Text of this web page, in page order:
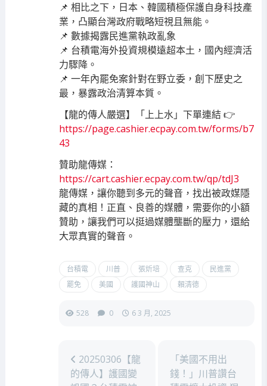
📌 相比之下，日本、韓國積極保護自身科技產
業，凸顯台灣政府戰略短視且無能。
📌 數據揭露民進黨執政亂象
📌 台積電海外投資規模遠超本土，國內經濟活
力驟降。
📌 一年內罷免案針對在野立委，創下歷史之
最，暴露政治清算本質。
【龍的傳人嚴選】「上上水」下單連結 👉
https://page.cashier.ecpay.com.tw/forms/b7
43
贊助龍傳媒：
https://cart.cashier.ecpay.com.tw/qp/tdJ3
龍傳媒，讓你聽到多元的聲音，找出被政媒隱
藏的真相！正直、良善的媒體，需要你的小額
贊助，讓我們可以挺過媒體壟斷的壓力，還給
大眾真實的聲音。
台積電 川普 張炘培 查克
民進黨
罷免
美國 護國神山 賴清德
528 0 6 3 月, 2025
20250306【龍
的傳人】護國變
「美國不用出
錢！」川普讚台